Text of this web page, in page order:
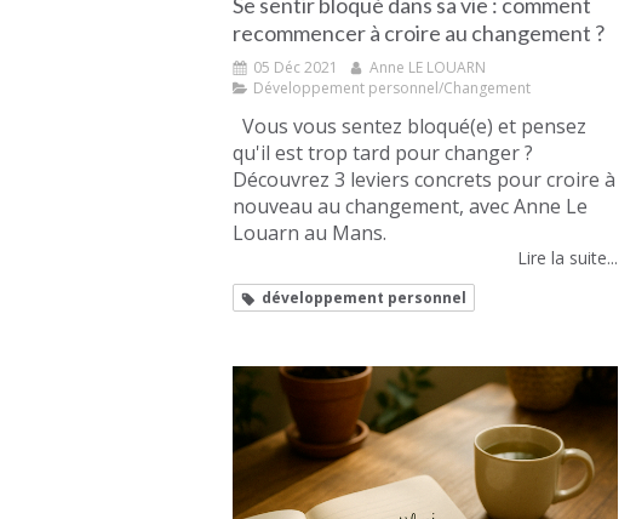
recommencer à croire au changement ?
05 Déc 2021
Anne LE LOUARN
Développement personnel/Changement
Vous vous sentez bloqué(e) et pensez
qu'il est trop tard pour changer ?
Découvrez 3 leviers concrets pour croire à
nouveau au changement, avec Anne Le
Louarn au Mans.
Lire la suite...
développement personnel